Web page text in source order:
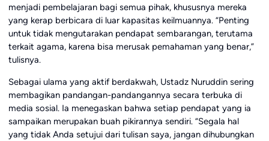
menjadi pembelajaran bagi semua pihak, khususnya mereka
yang kerap berbicara di luar kapasitas keilmuannya. “Penting
untuk tidak mengutarakan pendapat sembarangan, terutama
terkait agama, karena bisa merusak pemahaman yang benar,”
tulisnya.
Sebagai ulama yang aktif berdakwah, Ustadz Nuruddin sering
membagikan pandangan-pandangannya secara terbuka di
media sosial. Ia menegaskan bahwa setiap pendapat yang ia
sampaikan merupakan buah pikirannya sendiri. “Segala hal
yang tidak Anda setujui dari tulisan saya, jangan dihubungkan